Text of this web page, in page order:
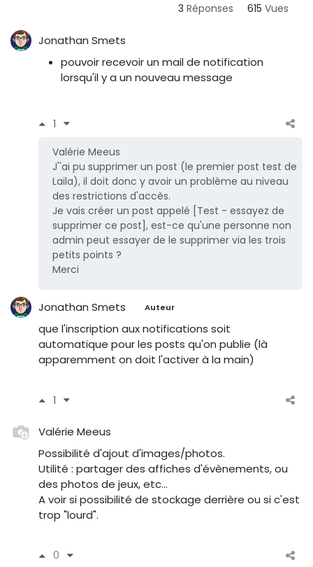
3 Réponses 615 Vues
Jonathan Smets
pouvoir recevoir un mail de notification
lorsqu'il y a un nouveau message
1
Valérie Meeus
J''ai pu supprimer un post (le premier post test de
Laïla), il doit donc y avoir un problème au niveau
des restrictions d'accès.
Je vais créer un post appelé [Test - essayez de
supprimer ce post], est-ce qu'une personne non
admin peut essayer de le supprimer via les trois
petits points ?
Merci
Jonathan Smets Auteur
que l'inscription aux notifications soit
automatique pour les posts qu'on publie (là
apparemment on doit l'activer à la main)
1
Valérie Meeus
Possibilité d'ajout d'images/photos.
Utilité : partager des affiches d'évènements, ou
des photos de jeux, etc...
A voir si possibilité de stockage derrière ou si c'est
trop "lourd".
0